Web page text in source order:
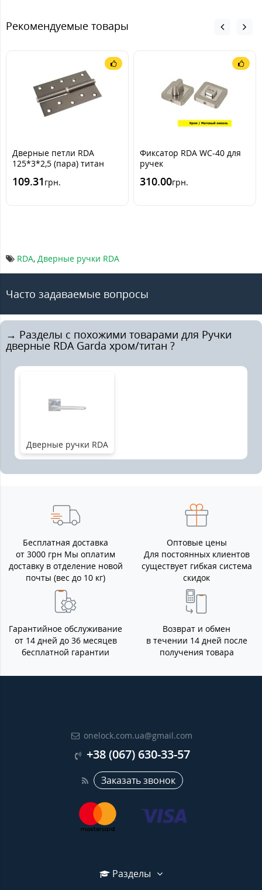
Рекомендуемые товары
Дверные петли RDA
125*3*2,5 (пара) титан
109.31 грн.
Фиксатор RDA WC-40 для
ручек
310.00грн.
RDA, Дверные ручки RDA
Часто задаваемые вопросы
→ Разделы с похожими товарами для Ручки
дверные RDA Garda хром/титан ?
Дверные ручки RDA
Бесплатная доставка
от 3000 грн Мы оплатим
доставку в отделение новой
почты (вес до 10 кг)
Оптовые цены
Для постоянных клиентов
существует гибкая система
скидок
Гарантийное обслуживание
от 14 дней до 36 месяцев
бесплатной гарантии
Возврат и обмен
в течении 14 дней после
получения товара
onelock.com.ua@gmail.com
+38 (067) 630-33-57
Заказать звонок
Разделы